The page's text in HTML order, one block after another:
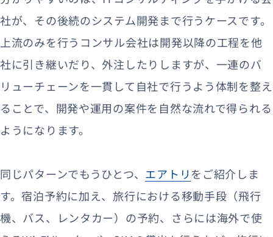
社が、その後続のシステム開発まで行うケースです。
上流のみを行うコンサル会社は開発以降の工程を他
社に引き継いだり、外注したりしますが、一連のバ
リューチェーンを一貫して自社で行うよう体制を整え
ることで、開発や運用の案件を自然な流れで得られる
ようになります。
同じパターンでもうひとつ、 エアトリ をご紹介しま
す。宿泊予約に加え、旅行における移動手段（飛行
機、バス、レンタカー）の予約、さらには海外で使